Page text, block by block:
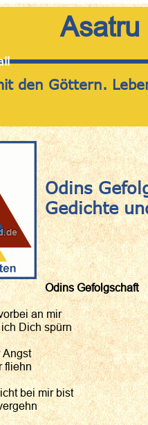
Asatru
den Göttern.
Odins
Gedichte
Odins Gefolgschaft
an mir
Dich spürn
Angst
fliehn
bei mir bist